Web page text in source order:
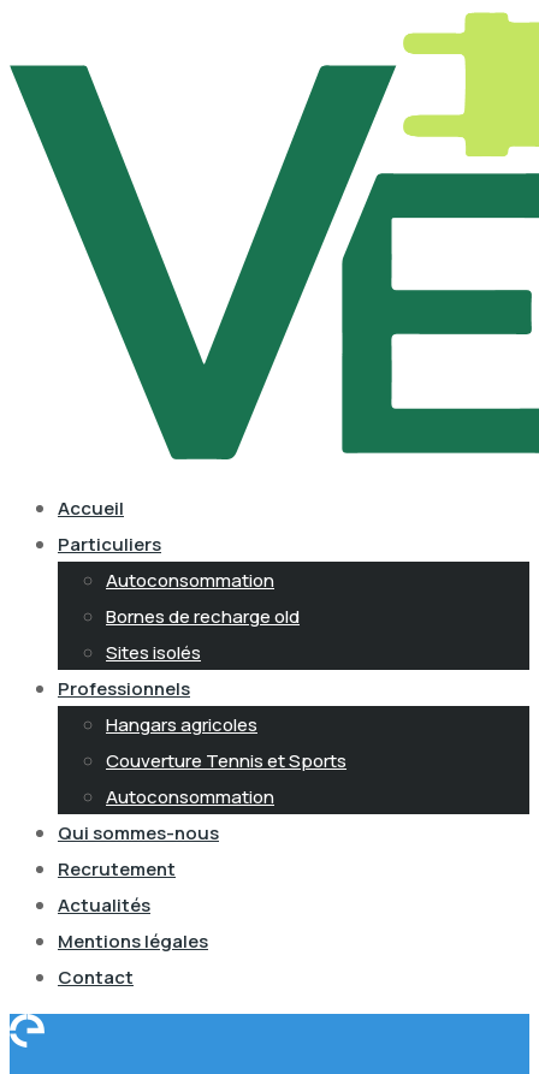
Accueil
Particuliers
Autoconsommation
Bornes de recharge old
Sites isolés
Professionnels
Hangars agricoles
Couverture Tennis et Sports
Autoconsommation
Qui sommes-nous
Recrutement
Actualités
Mentions légales
Contact